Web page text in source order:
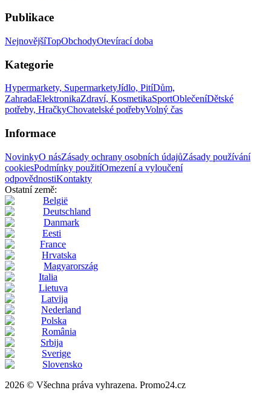
Publikace
NejnovějšíTopObchodyOtevírací doba
Kategorie
Hypermarkety, SupermarketyJídlo, PitíDům,
ZahradaElektronikaZdraví, KosmetikaSportOblečeníDětské
potřeby, HračkyChovatelské potřebyVolný čas
Informace
NovinkyO násZásady ochrany osobních údajůZásady používání
cookiesPodmínky použitíOmezení a vyloučení
odpovědnostiKontakty
Ostatní země:
België
Deutschland
Danmark
Eesti
France
Hrvatska
Magyarország
Italia
Lietuva
Latvija
Nederland
Polska
România
Srbija
Sverige
Slovensko
2026 © Všechna práva vyhrazena. Promo24.cz